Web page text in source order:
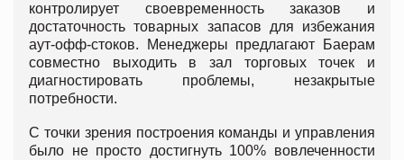
контролирует своевременность заказов и
достаточность товарных запасов для избежания
аут-офф-стоков. Менеджеры предлагают Баерам
совместно выходить в зал торговых точек и
диагностировать проблемы, незакрытые
потребности.
С точки зрения построения команды и управления
было не просто достигнуть 100% вовлеченности